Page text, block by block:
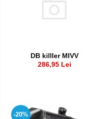
DB killler MIVV
286,95 Lei
-20%